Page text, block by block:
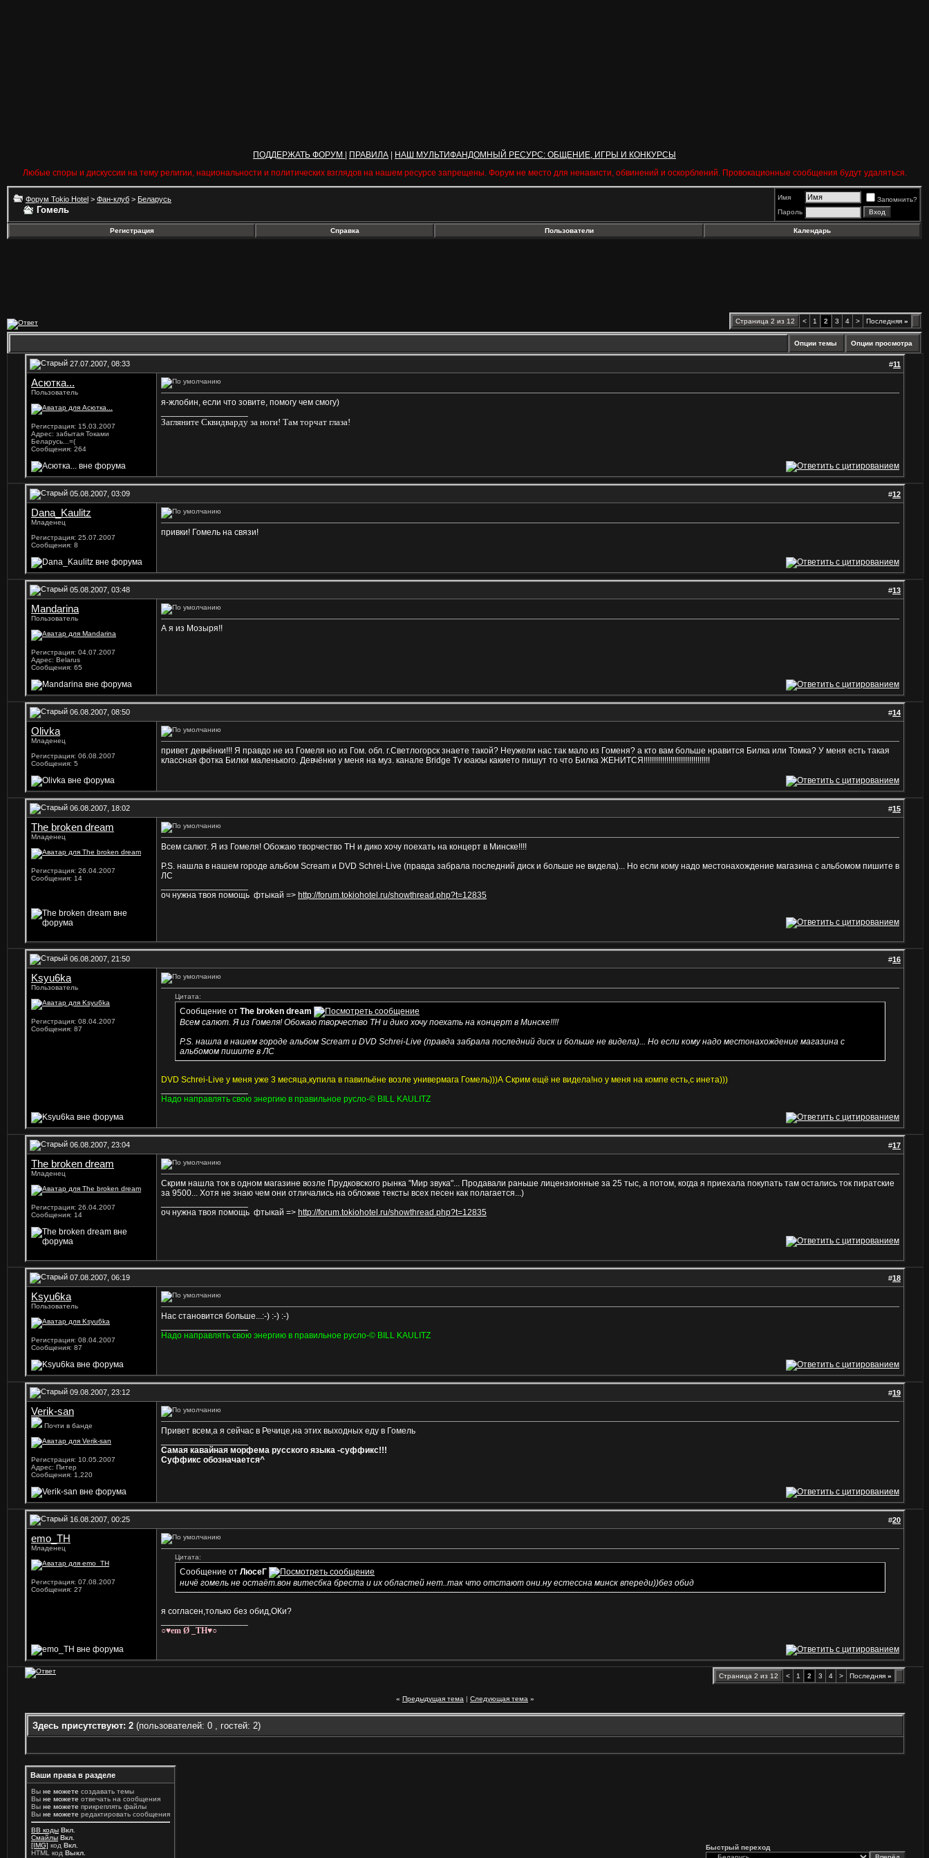
ПОДДЕРЖАТЬ ФОРУМ ПРАВИЛА
НАШ МУЛЬТИФАНДОМНЫЙ РЕСУРС: ОБЩЕНИЕ, ИГРЫ И КОНКУРСЫ
Любые споры и дискуссии на тему религии, национальности и политических взглядов на нашем ресурсе запрещены. Форум не место для ненависти, обвинений и оскорблений. Провокационные сообщения будут удаляться.
Форум Tokio Hotel > Фан-клуб > Беларусь
Гомель
Имя
Запомнить?
Пароль
Регистрация Справка Пользователи Календарь
Страница 2 из 12 < 1 2 3 4 > Последняя »
Опции темы Опции просмотра
27.07.2007, 08:33 #11
Асютка...
Пользователь
Регистрация: 15.03.2007
Адрес: забытая Токами
Беларусь...=(
Сообщения: 264
я-жлобин, если что зовите, помогу чем смогу)
Загляните Сквидварду за ноги! Там торчат глаза!
05.08.2007, 03:09 #12
Dana_Kaulitz
Младенец
Регистрация: 25.07.2007
Сообщения: 8
привки! Гомель на связи!
05.08.2007, 03:48 #13
Mandarina
Пользователь
Регистрация: 04.07.2007
Адрес: Belarus
Сообщения: 65
А я из Мозыря!!
06.08.2007, 08:50 #14
Olivka
Младенец
Регистрация: 06.08.2007
Сообщения: 5
привет девчёнки!!! Я правдо не из Гомеля но из Гом. обл. г.Светлогорск знаете такой? Неужели нас так мало из Гоменя? а кто вам больше нравится Билка или Томка? У меня есть такая
классная фотка Билки маленького. Девчёнки у меня на муз. канале Bridge Tv юаюы какието пишут то что Билка ЖЕНИТСЯ!!!!!!!!!!!!!!!!!!!!!!!!!!!!!!!!
06.08.2007, 18:02 #15
The broken dream
Младенец
Регистрация: 26.04.2007
Сообщения: 14
Всем салют. Я из Гомеля! Обожаю творчество ТН и дико хочу поехать на концерт в Минске!!!!
P.S. нашла в нашем городе альбом Scream и DVD Schrei-Live (правда забрала последний диск и больше не видела)... Но если кому надо местонахождение магазина с альбомом пишите в
ЛС
оч нужна твоя помощь фтыкай => http://forum.tokiohotel.ru/showthread.php?t=12835
06.08.2007, 21:50 #16
Ksyu6ka
Пользователь
Регистрация: 08.04.2007
Сообщения: 87
Цитата:
Сообщение от The broken dream
Всем салют. Я из Гомеля! Обожаю творчество ТН и дико хочу поехать на концерт в Минске!!!!
P.S. нашла в нашем городе альбом Scream и DVD Schrei-Live (правда забрала последний диск и больше не видела)... Но если кому надо местонахождение магазина с
альбомом пишите в ЛС
DVD Schrei-Live у меня уже 3 месяца,купила в павильёне возле универмага Гомель)))А Скрим ещё не видела!но у меня на компе есть,с инета)))
Hадо направлять свою энергию в правильное русло-© BILL KAULITZ
06.08.2007, 23:04 #17
The broken dream
Младенец
Регистрация: 26.04.2007
Сообщения: 14
Скрим нашла ток в одном магазине возле Прудковского рынка "Мир звука"... Продавали раньше лицензионные за 25 тыс, а потом, когда я приехала покупать там остались ток пиратские
за 9500... Хотя не знаю чем они отличались на обложке тексты всех песен как полагается...)
оч нужна твоя помощь фтыкай => http://forum.tokiohotel.ru/showthread.php?t=12835
07.08.2007, 06:19 #18
Ksyu6ka
Пользователь
Регистрация: 08.04.2007
Сообщения: 87
Нас становится больше...:-) :-) :-)
Hадо направлять свою энергию в правильное русло-© BILL KAULITZ
09.08.2007, 23:12 #19
Verik-san
Почти в банде
Регистрация: 10.05.2007
Адрес: Питер
Сообщения: 1,220
Привет всем,а я сейчас в Речице,на этих выходных еду в Гомель
Самая кавайная морфема русского языка -суффикс!!!
Суффикс обозначается^
16.08.2007, 00:25 #20
emo_TH
Младенец
Регистрация: 07.08.2007
Сообщения: 27
Цитата:
Сообщение от ЛюсеГ
ничё гомель не остаёт.вон витесбка бреста и их областей нет..так что отстают они.ну естессна минск впереди))без обид
я согласен,только без обид,ОКи?
○♥em Ø _TH♥○
Страница 2 из 12 < 1 2 3 4 > Последняя »
« Предыдущая тема | Следующая тема »
Здесь присутствуют: 2 (пользователей: 0 , гостей: 2)
Ваши права в разделе
Вы не можете создавать темы
Вы не можете отвечать на сообщения
Вы не можете прикреплять файлы
Вы не можете редактировать сообщения
BB коды Вкл.
Смайлы Вкл.
[IMG] код Вкл.
HTML код Выкл.
Быстрый переход